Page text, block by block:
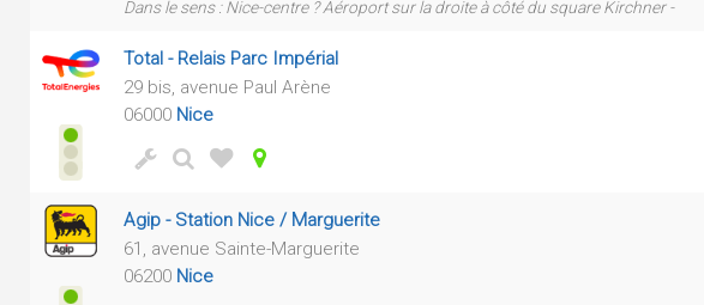
Dans le sens : Nice-centre ? Aéroport sur la droite à côté du square Kirchner -
Total - Relais Parc Impérial
29 bis, avenue Paul Arène
06000 Nice
Agip - Station Nice / Marguerite
61, avenue Sainte-Marguerite
06200 Nice